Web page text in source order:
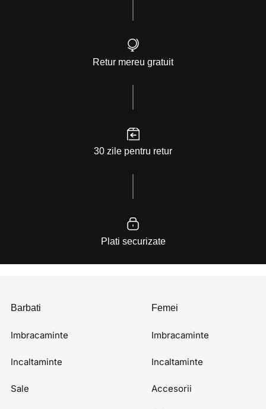
Retur mereu gratuit
30 zile pentru retur
Plati securizate
Barbati
Imbracaminte
Incaltaminte
Sale
Femei
Imbracaminte
Incaltaminte
Accesorii